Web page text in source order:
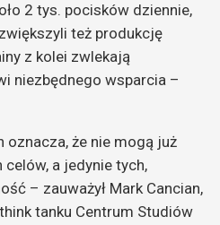
2 tys. pocisków dziennie,
też produkcję
z kolei zwlekają
niezbędnego wsparcia –
oznacza, że nie mogą już
a jedynie tych,
– zauważył Mark Cancian,
tanku Centrum Studiów